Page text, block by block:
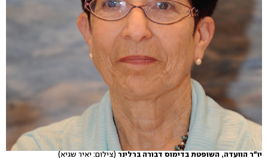
יו"ר הוועדה, השופטת בדימוס דבורה ברלינר (צילום: יאיר שגיא)